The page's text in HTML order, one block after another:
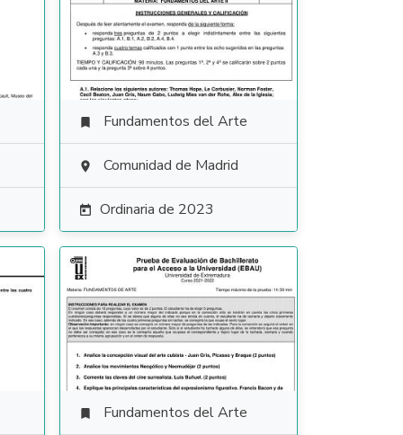
 Fundamentos del Arte
 Comunidad de Madrid
 Ordinaria de 2023
 Fundamentos del Arte